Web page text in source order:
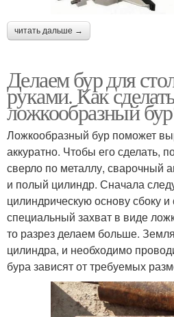
читать дальше →
Делаем бур для
руками. Как
ложкообразный
Ложкообразный бур поможет
аккуратно. Чтобы его сделать,
сверло по металлу, сварочный
и полый цилиндр. Сначала
цилиндрическую основу сбоку и
специальный захват в виде
то разрез делаем больше.
цилиндра, и необходимо
бура зависят от требуемых